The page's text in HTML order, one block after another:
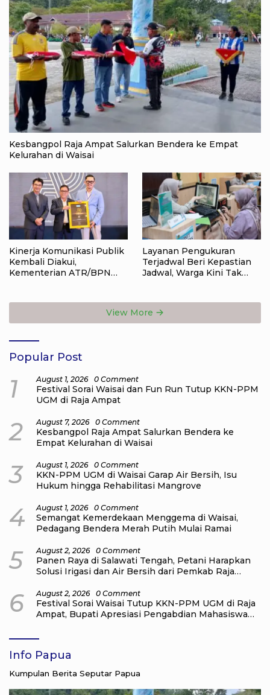
Kesbangpol Raja Ampat Salurkan Bendera ke Empat
Kelurahan di Waisai
Kinerja Komunikasi Publik
Kembali Diakui,
Kementerian ATR/BPN
Layanan Pengukuran
Terjadwal Beri Kepastian
Jadwal, Warga Kini Tak
View More
Popular Post
1 August 1, 2026 0 Comment
Festival Sorai Waisai dan Fun Run Tutup KKN-PPM
UGM di Raja Ampat
2 August 7, 2026 0 Comment
Kesbangpol Raja Ampat Salurkan Bendera ke
Empat Kelurahan di Waisai
3 August 1, 2026 0 Comment
KKN-PPM UGM di Waisai Garap Air Bersih, Isu
Hukum hingga Rehabilitasi Mangrove
4 August 1, 2026 0 Comment
Semangat Kemerdekaan Menggema di Waisai,
Pedagang Bendera Merah Putih Mulai Ramai
5 August 2, 2026 0 Comment
Panen Raya di Salawati Tengah, Petani Harapkan
Solusi Irigasi dan Air Bersih dari Pemkab Raja
6 August 2, 2026 0 Comment
Festival Sorai Waisai Tutup KKN-PPM UGM di Raja
Ampat, Bupati Apresiasi Pengabdian Mahasiswa
Info Papua
Kumpulan Berita Seputar Papua